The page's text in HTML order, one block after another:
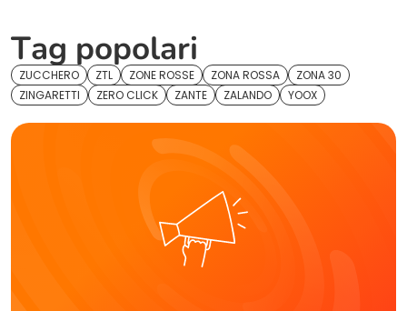
Tag popolari
ZUCCHERO ZTL ZONE ROSSE ZONA ROSSA
ZONA 30
ZINGARETTI
ZERO CLICK ZANTE ZALANDO YOOX